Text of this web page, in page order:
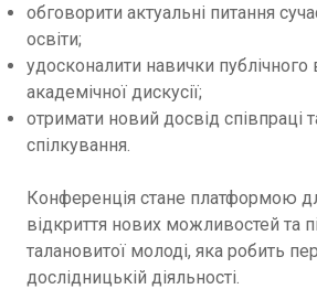
обговорити актуальні питання
освіти;
удосконалити навички публічного
академічної дискусії;
отримати новий досвід співпраці
спілкування.
Конференція стане платформою
відкриття нових можливостей та
талановитої молоді, яка робить
дослідницькій діяльності.